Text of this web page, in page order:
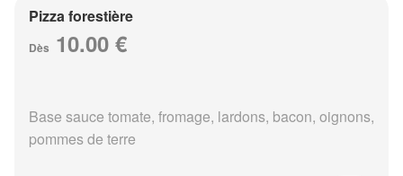
Pizza forestière
Dès 10.00 €
Base sauce tomate, fromage, lardons, bacon, oignons,
pommes de terre